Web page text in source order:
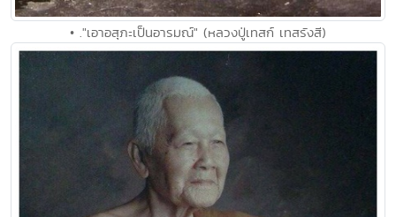
• ."เอาอสุภะเป็นอารมณ์" (หลวงปู่เทสก์ เทสรังสี)